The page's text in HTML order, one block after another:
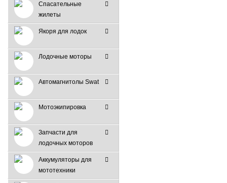
Спасательные
жилеты
Якоря для лодок
Лодочные моторы
Автомагнитолы Swat
Мотоэкипировка
Запчасти для
лодочных моторов
Аккумуляторы для
мототехники